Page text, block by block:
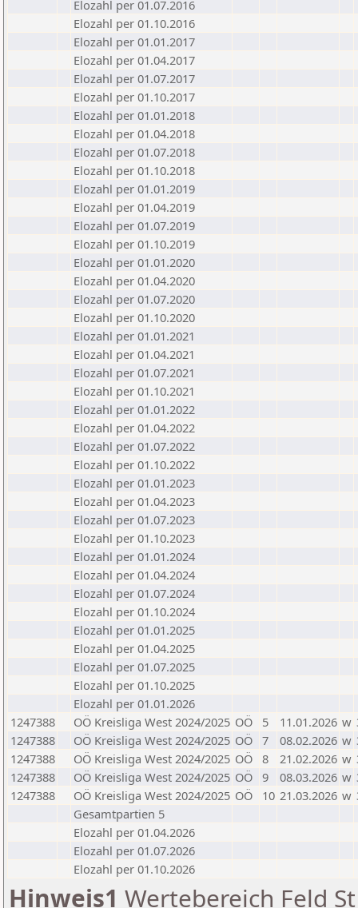
Elozahl per 01.07.2016
Elozahl per 01.10.2016
Elozahl per 01.01.2017
Elozahl per 01.04.2017
Elozahl per 01.07.2017
Elozahl per 01.10.2017
Elozahl per 01.01.2018
Elozahl per 01.04.2018
Elozahl per 01.07.2018
Elozahl per 01.10.2018
Elozahl per 01.01.2019
Elozahl per 01.04.2019
Elozahl per 01.07.2019
Elozahl per 01.10.2019
Elozahl per 01.01.2020
Elozahl per 01.04.2020
Elozahl per 01.07.2020
Elozahl per 01.10.2020
Elozahl per 01.01.2021
Elozahl per 01.04.2021
Elozahl per 01.07.2021
Elozahl per 01.10.2021
Elozahl per 01.01.2022
Elozahl per 01.04.2022
Elozahl per 01.07.2022
Elozahl per 01.10.2022
Elozahl per 01.01.2023
Elozahl per 01.04.2023
Elozahl per 01.07.2023
Elozahl per 01.10.2023
Elozahl per 01.01.2024
Elozahl per 01.04.2024
Elozahl per 01.07.2024
Elozahl per 01.10.2024
Elozahl per 01.01.2025
Elozahl per 01.04.2025
Elozahl per 01.07.2025
Elozahl per 01.10.2025
Elozahl per 01.01.2026
1247388
OÖ Kreisliga West 2024/2025 OÖ 5 11.01.2026 w
1247388
OÖ Kreisliga West 2024/2025 OÖ 7 08.02.2026 w
1247388
OÖ Kreisliga West 2024/2025 OÖ 8 21.02.2026 w
1247388
OÖ Kreisliga West 2024/2025 OÖ 9 08.03.2026 w
1247388
OÖ Kreisliga West 2024/2025 OÖ 10 21.03.2026 w
Gesamtpartien 5
Elozahl per 01.04.2026
Elozahl per 01.07.2026
Elozahl per 01.10.2026
Hinweis1 Wertebereich Feld